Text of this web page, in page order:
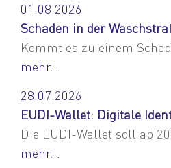
01.08.2026
Schaden in der
Kommt es zu einem
mehr...
28.07.2026
EUDI-Wallet: Digitale
Die EUDI-Wallet soll ab
mehr...